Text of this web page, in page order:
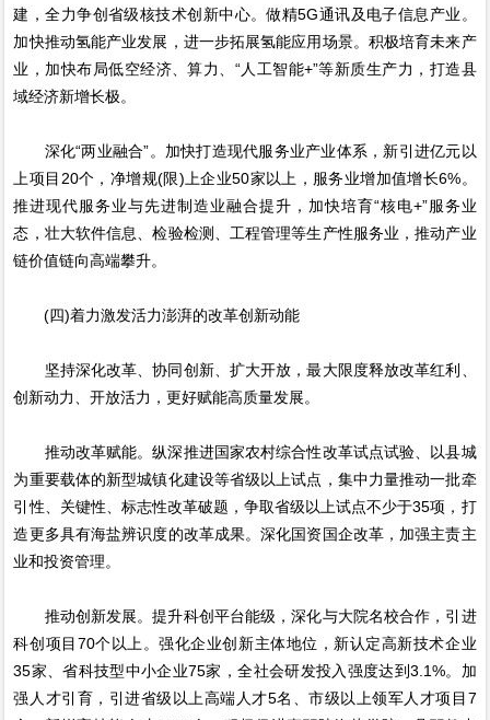
建，全力争创省级核技术创新中心。做精5G通讯及电子信息产业。
加快推动氢能产业发展，进一步拓展氢能应用场景。积极培育未来产
业，加快布局低空经济、算力、“人工智能+”等新质生产力，打造县
域经济新增长极。
深化“两业融合”。加快打造现代服务业产业体系，新引进亿元以
上项目20个，净增规(限)上企业50家以上，服务业增加值增长6%。
推进现代服务业与先进制造业融合提升，加快培育“核电+”服务业
态，壮大软件信息、检验检测、工程管理等生产性服务业，推动产业
链价值链向高端攀升。
(四)着力激发活力澎湃的改革创新动能
坚持深化改革、协同创新、扩大开放，最大限度释放改革红利、
创新动力、开放活力，更好赋能高质量发展。
推动改革赋能。纵深推进国家农村综合性改革试点试验、以县城
为重要载体的新型城镇化建设等省级以上试点，集中力量推动一批牵
引性、关键性、标志性改革破题，争取省级以上试点不少于35项，打
造更多具有海盐辨识度的改革成果。深化国资国企改革，加强主责主
业和投资管理。
推动创新发展。提升科创平台能级，深化与大院名校合作，引进
科创项目70个以上。强化企业创新主体地位，新认定高新技术企业
35家、省科技型中小企业75家，全社会研发投入强度达到3.1%。加
强人才引育，引进省级以上高端人才5名、市级以上领军人才项目7